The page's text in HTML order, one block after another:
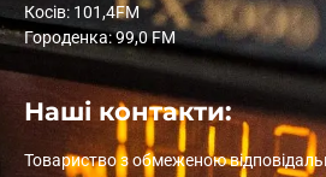
Косів: 101,4FM
Городенка: 99,0 FM
Наші контакти:
Товариство з обмеженою